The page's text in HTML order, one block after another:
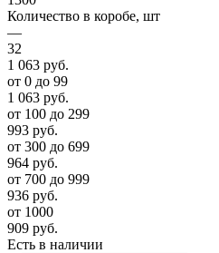
Количество в коробе, шт
—
32
1 063 руб.
от 0 до 99
1 063 руб.
от 100 до 299
993 руб.
от 300 до 699
964 руб.
от 700 до 999
936 руб.
от 1000
909 руб.
Есть в наличии